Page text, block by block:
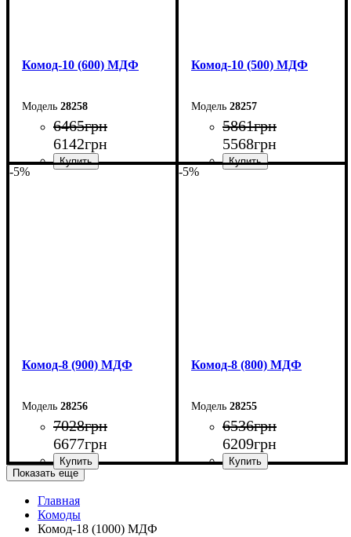
Комод-10 (600) МДФ
28258
6465грн
6142грн
Комод-10 (500) МДФ
28257
5861грн
5568грн
-5%
Комод-8 (900) МДФ
28256
7028грн
6677грн
Ширина: 90 см
Высота: 83,6 см
Глубина: 45 см
-5%
Комод-8 (800) МДФ
28255
6536грн
6209грн
Показать еще
Главная
Комоды
Комод-18 (1000) МДФ